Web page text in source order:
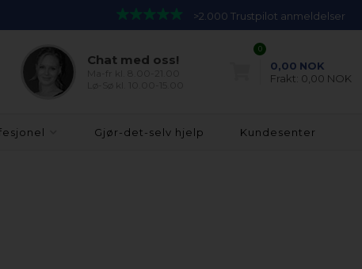
>2.000 Trustpilot anmeldelser
Chat med oss!
0
0,00 NOK
Frakt: 0,00 NOK
Gjør-det-selv hjelp Kundesenter